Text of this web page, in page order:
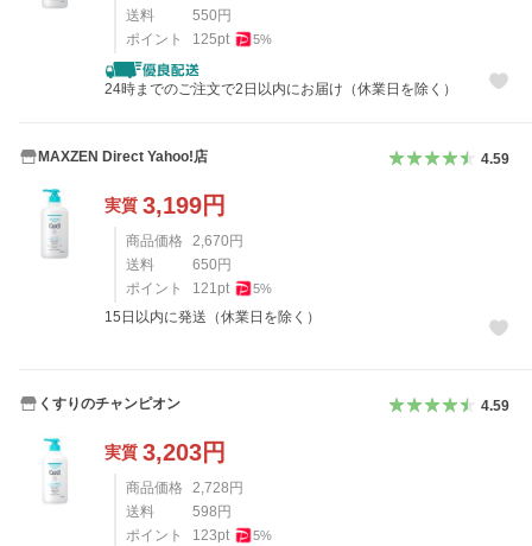
送料
550 円
ポイント
125pt 5%
24時までのご注文で2日以内にお届け（休業日を除く）
MAXZEN Direct Yahoo!店 4.59
実質 3,199円
商品価格 2,670円
送料
650円
ポイント
121 pt 5%
15日以内に発送（休業日を除く）
くすりのチャンピオン 4.59
実質 3,203円
商品価格 2,728円
送料
598円
ポイント
123pt 5%